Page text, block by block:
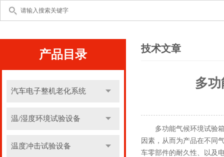
产品目录
汽车电子整机老化系统
温/湿度环境试验设备
温度冲击试验设备
技术文章
多
多功能气候环境试验箱
因素，从而为产品在不同
车零部件的耐久性、以及